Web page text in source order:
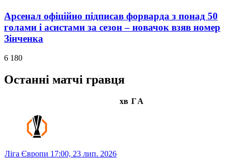
Арсенал офіційно підписав форварда з понад 50
голами і асистами за сезон – новачок взяв номер
Зінченка
6 180
Останні матчі гравця
хв ГА
Ліга Європи 17:00, 23 лип. 2026